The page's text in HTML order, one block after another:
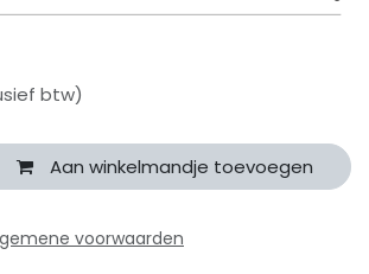
btw)
Aan winkelmandje toevoegen
voorwaarden